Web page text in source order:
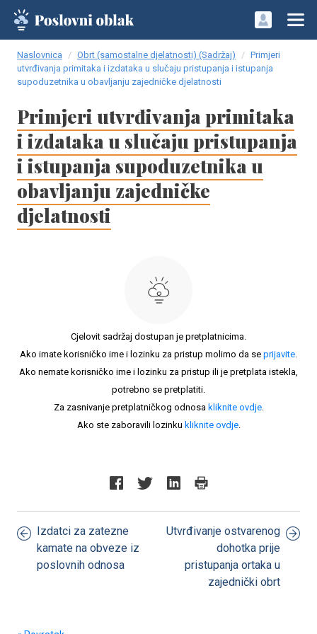
Naslovnica Obrt (samostalne djelatnosti) (Sadržaj)
Primjeri
utvrđivanja primitaka i izdataka u slučaju pristupanja i istupanja
supoduzetnika u obavljanju zajedničke djelatnosti
Primjeri utvrđivanja primitaka
i izdataka u slučaju pristupanja
i istupanja supoduzetnika u
obavljanju zajedničke
djelatnosti
Cjelovit sadržaj dostupan je pretplatnicima.
Ako imate korisničko ime i lozinku za pristup molimo da se prijavite.
Ako nemate korisničko ime i lozinku za pristup ili je pretplata istekla,
potrebno se pretplatiti.
Za zasnivanje pretplatničkog odnosa kliknite ovdje.
Ako ste zaboravili lozinku kliknite ovdje.
Izdatci za zatezne
kamate na obveze iz
poslovnih odnosa
Utvrđivanje ostvarenog
dohotka prije
pristupanja ortaka u
zajednički obrt